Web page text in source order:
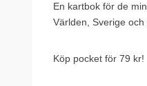
En kartbok för de
Världen, Sverige
Köp pocket för 79 kr!